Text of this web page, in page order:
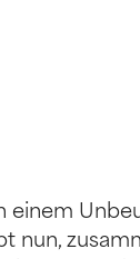
einem
nun,